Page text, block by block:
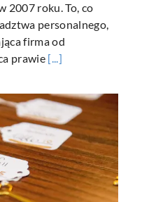
2007 roku. To, co
personalnego,
firma od
prawie [...]